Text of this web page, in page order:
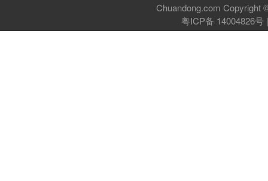
Chuandong.com Copyright
粤ICP备 14004826号